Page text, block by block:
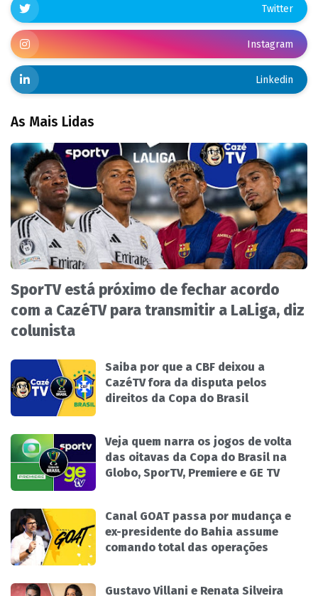
Twitter
Instagram
Linkedin
As Mais Lidas
SporTV está próximo de fechar acordo
com a CazéTV para transmitir a LaLiga, diz
colunista
Saiba por que a CBF deixou a
CazéTV fora da disputa pelos
direitos da Copa do Brasil
Veja quem narra os jogos de volta
das oitavas da Copa do Brasil na
Globo, SporTV, Premiere e GE TV
Canal GOAT passa por mudança e
ex-presidente do Bahia assume
comando total das operações
Gustavo Villani e Renata Silveira